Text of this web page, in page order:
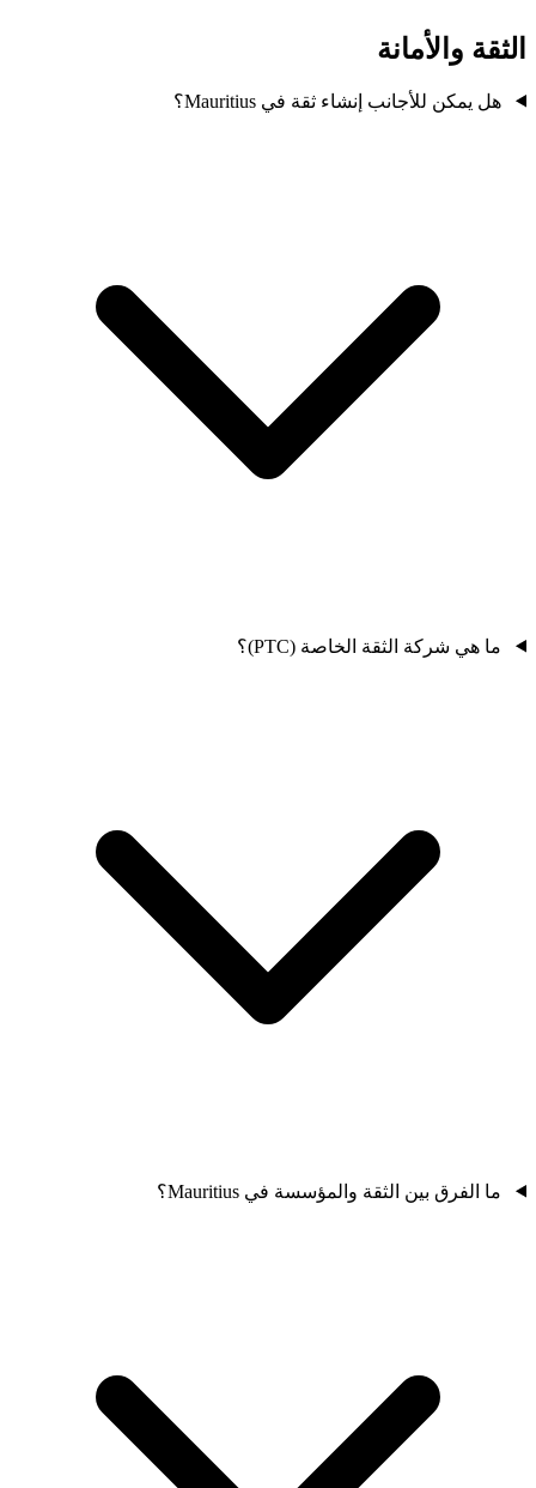
الثقة والأمانة
هل يمكن للأجانب إنشاء ثقة في Mauritius؟
ما هي شركة الثقة الخاصة (PTC)؟
ما الفرق بين الثقة والمؤسسة في Mauritius؟